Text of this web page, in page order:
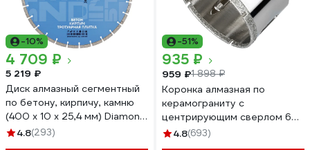
-10%
4 709 ₽
5 219 ₽
Диск алмазный сегментный
по бетону, кирпичу, камню
(400 х 10 х 25,4 мм) Diamond
Industrial DIDC400
4.8(293)
-51%
935 ₽
959 ₽1 898 ₽
Коронка алмазная по
керамограниту с
центрирующим сверлом 68
мм Diamond Industrial
4.8(693)